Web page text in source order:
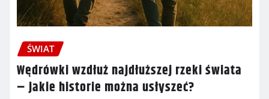
ŚWIAT
Wędrówki wzdłuż najdłuższej rzeki świata
– jakie historie można usłyszeć?